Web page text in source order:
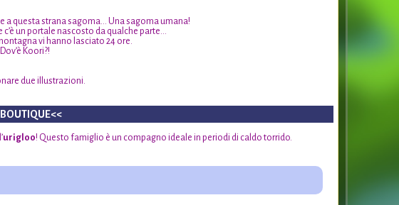
a questa strana sagoma… Una sagoma umana!
un portale nascosto da qualche parte…
vi hanno lasciato 24 ore.
Koori?!
due illustrazioni.
urigloo! Questo famiglio è un compagno ideale in periodi di caldo torrido.